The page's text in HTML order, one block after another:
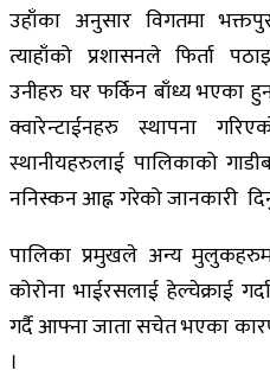
उहाँका अनुसार विगतमा
त्याहाँको प्रशासनले फिर्ता
उनीहरु घर फर्किन बाँध्य भएका
क्वारेन्टाईनहरु स्थापना
स्थानीयहरुलाई पालिकाको
ननिस्कन आह्न गरेको जानकारी
पालिका प्रमुखले अन्य
कोरोना भाईरसलाई हेल्चेक्राई
गर्दै आफ्ना जाता सचेत भएका
।